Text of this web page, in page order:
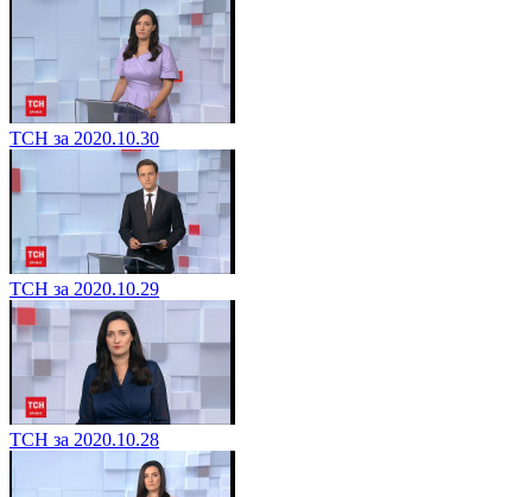
ТСН за 2020.10.30
ТСН за 2020.10.29
ТСН за 2020.10.28